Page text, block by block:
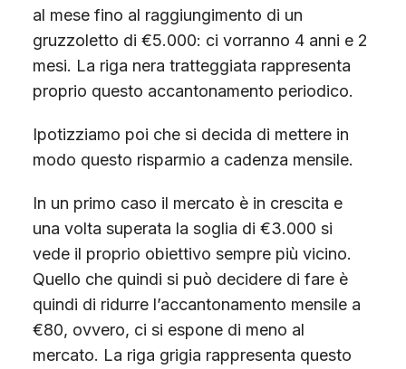
al mese fino al raggiungimento di un
gruzzoletto di €5.000: ci vorranno 4 anni e 2
mesi. La riga nera tratteggiata rappresenta
proprio questo accantonamento periodico.
Ipotizziamo poi che si decida di mettere in
modo questo risparmio a cadenza mensile.
In un primo caso il mercato è in crescita e
una volta superata la soglia di €3.000 si
vede il proprio obiettivo sempre più vicino.
Quello che quindi si può decidere di fare è
quindi di ridurre l’accantonamento mensile a
€80, ovvero, ci si espone di meno al
mercato. La riga grigia rappresenta questo